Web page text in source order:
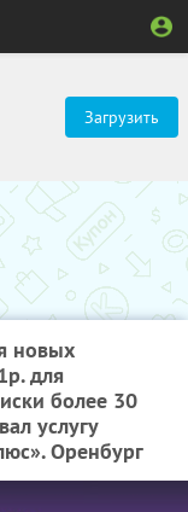
Загрузить
новых
для
более 30
услугу
Оренбург